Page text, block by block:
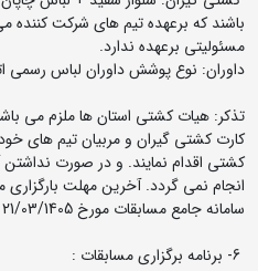
باشند که برعهده تیم های شرکت کننده
مسئولیتی برعهده ندارد.
داوران: نوع پوشش داوران لباس رسمی
تذکر: هیات کشتی استان ها ملزم می
کارت کشتی گیران و مربیان تیم های
کشتی اقدام نمایند. و در صورت
انجام نمی گردد. آخرین مهلت
سامانه جامع مسابقات مورخ 21/03/1405 می باشد.